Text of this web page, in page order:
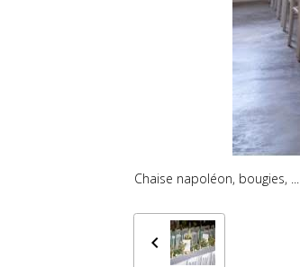
Chaise napoléon, bougies, ...